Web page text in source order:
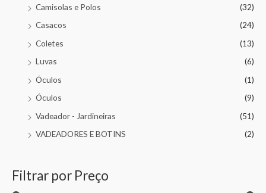
Camisolas e Polos
(32)
Casacos
(24)
Coletes
(13)
Luvas
(6)
Óculos
(1)
Óculos
(9)
Vadeador - Jardineiras
(51)
VADEADORES E BOTINS
(2)
Filtrar por Preço